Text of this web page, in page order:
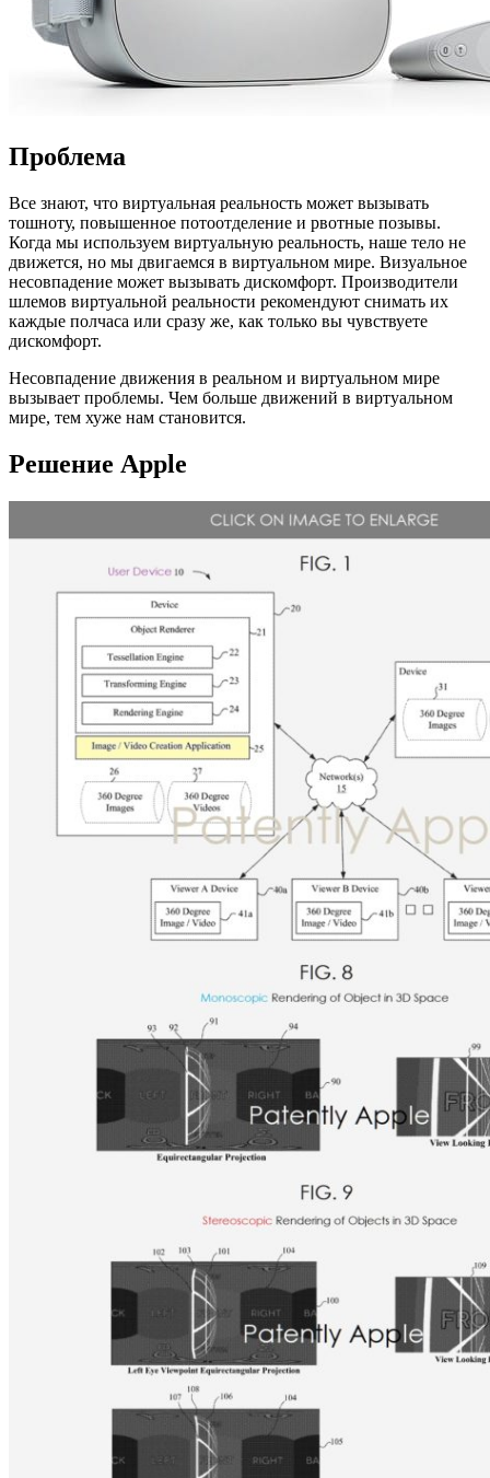
Проблема
Все знают, что виртуальная реальность может вызывать
тошноту, повышенное потоотделение и рвотные позывы.
Когда мы используем виртуальную реальность, наше тело не
движется, но мы двигаемся в виртуальном мире. Визуальное
несовпадение может вызывать дискомфорт. Производители
шлемов виртуальной реальности рекомендуют снимать их
каждые полчаса или сразу же, как только вы чувствуете
дискомфорт.
Несовпадение движения в реальном и виртуальном мире
вызывает проблемы. Чем больше движений в виртуальном
мире, тем хуже нам становится.
Решение Apple